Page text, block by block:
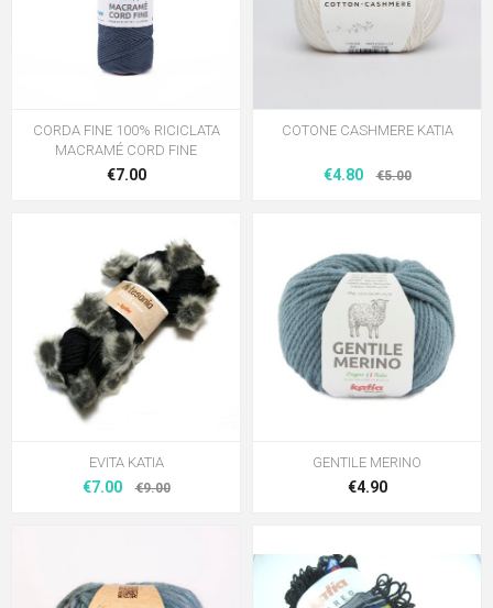
CORDA FINE 100% RICICLATA
MACRAMÉ CORD FINE
€7.00
COTONE CASHMERE KATIA
€4.80 €5.00
EVITA KATIA
€7.00 €9.00
GENTILE MERINO
€4.90